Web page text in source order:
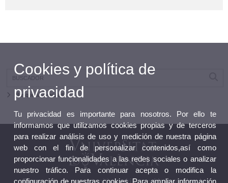
Búsqueda avanzada
Cookies y política de
privacidad
Tu privacidad es importante para nosotros. Por ello te
informamos que utilizamos cookies propias y de terceros
para realizar análisis de uso y medición de nuestra página
web con el fin de personalizar contenidos,así como
proporcionar funcionalidades a las redes sociales o analizar
nuestro tráfico. Para continuar acepta o modifica la
configuración de nuestras cookies. Para ampliar información